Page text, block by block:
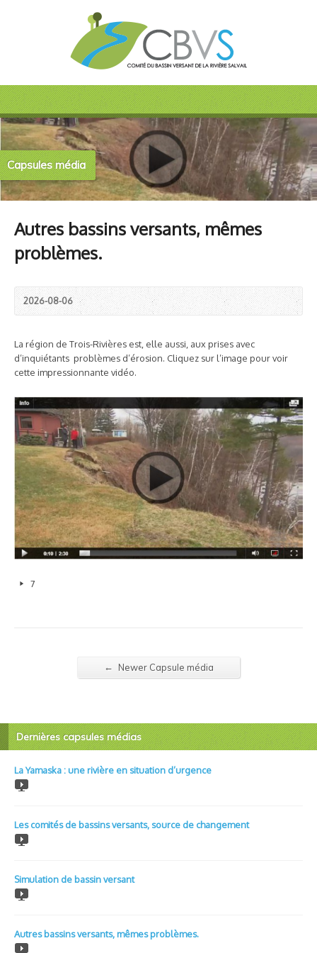
Capsules média
Autres bassins versants, mêmes
problèmes.
2026-08-06
La région de Trois-Rivières est, elle aussi, aux prises avec
d’inquiétants problèmes d’érosion. Cliquez sur l’image pour voir
cette impressionnante vidéo.
7
← Newer Capsule média
Dernières capsules médias
La Yamaska : une rivière en situation d’urgence
Les comités de bassins versants, source de changement
Simulation de bassin versant
Autres bassins versants, mêmes problèmes.